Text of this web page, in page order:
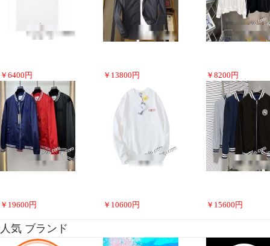
￥ 6400 円 ￥ 13800 円 ￥ 8200 円
￥ 19600 円 ￥ 10600 円 ￥ 15600 円
人気 ブランド